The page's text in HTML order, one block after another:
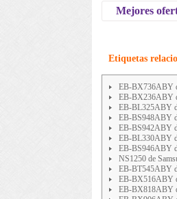
Mejores
Etiquetas
EB-BX736ABY
EB-BX236ABY
EB-BL325ABY
EB-BS948ABY
EB-BS942ABY
EB-BL330ABY
EB-BS946ABY
NS1250 de
EB-BT545ABY
EB-BX516ABY
EB-BX818ABY